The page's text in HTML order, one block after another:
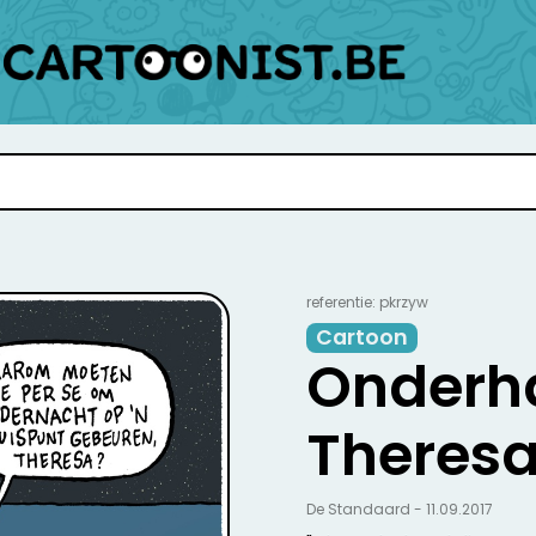
referentie: pkrzyw
Cartoon
De Standaard - 11.09.2017